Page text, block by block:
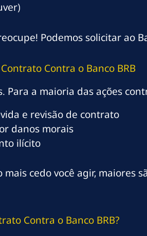
Podemos solicitar ao
Contra o Banco BRB
a maioria das ações
e revisão de contrato
danos morais
ilícito
cedo você agir, maiores
Contra o Banco BRB?